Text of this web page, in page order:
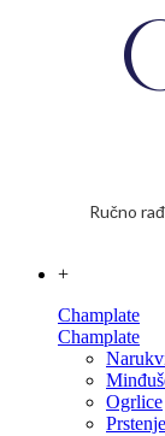
Ručno
+
Champlate
Champlate
Ogrlice
Prstenje